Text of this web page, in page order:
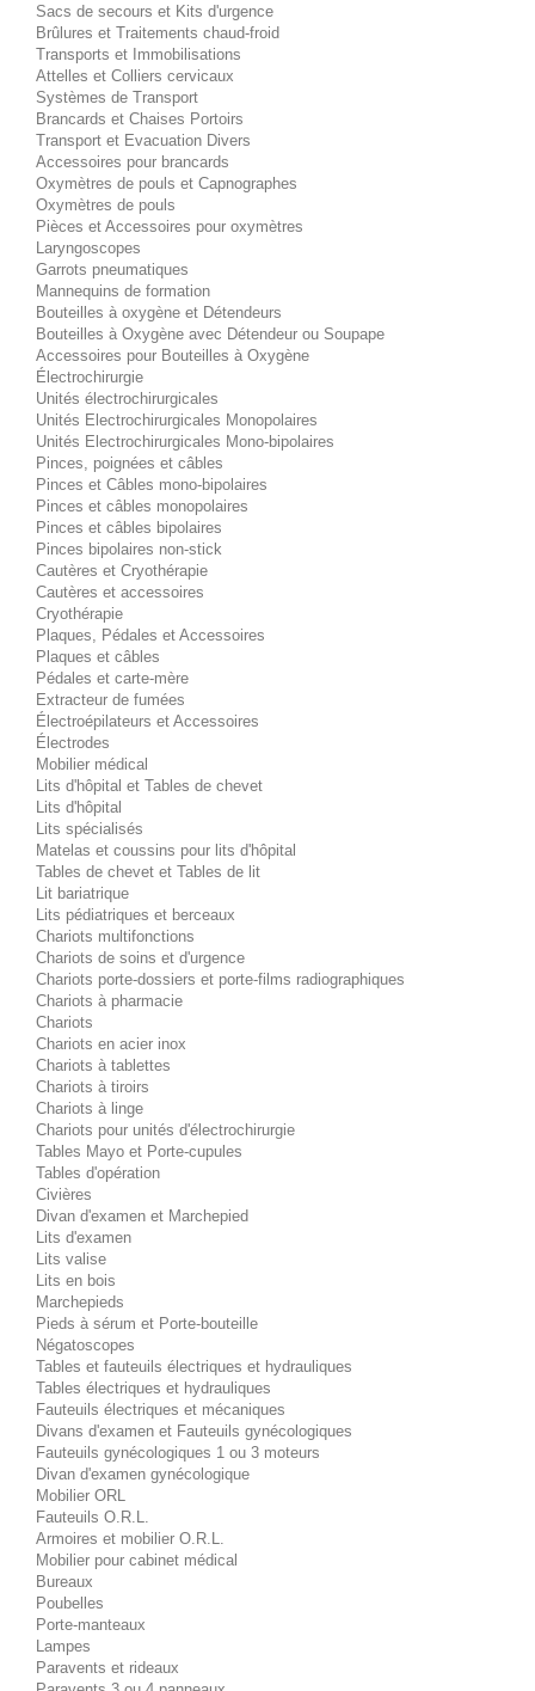
Sacs de secours et Kits d'urgence
Brûlures et Traitements chaud-froid
Transports et Immobilisations
Attelles et Colliers cervicaux
Systèmes de Transport
Brancards et Chaises Portoirs
Transport et Evacuation Divers
Accessoires pour brancards
Oxymètres de pouls et Capnographes
Oxymètres de pouls
Pièces et Accessoires pour oxymètres
Laryngoscopes
Garrots pneumatiques
Mannequins de formation
Bouteilles à oxygène et Détendeurs
Bouteilles à Oxygène avec Détendeur ou Soupape
Accessoires pour Bouteilles à Oxygène
Électrochirurgie
Unités électrochirurgicales
Unités Electrochirurgicales Monopolaires
Unités Electrochirurgicales Mono-bipolaires
Pinces, poignées et câbles
Pinces et Câbles mono-bipolaires
Pinces et câbles monopolaires
Pinces et câbles bipolaires
Pinces bipolaires non-stick
Cautères et Cryothérapie
Cautères et accessoires
Cryothérapie
Plaques, Pédales et Accessoires
Plaques et câbles
Pédales et carte-mère
Extracteur de fumées
Électroépilateurs et Accessoires
Électrodes
Mobilier médical
Lits d'hôpital et Tables de chevet
Lits d'hôpital
Lits spécialisés
Matelas et coussins pour lits d'hôpital
Tables de chevet et Tables de lit
Lit bariatrique
Lits pédiatriques et berceaux
Chariots multifonctions
Chariots de soins et d'urgence
Chariots porte-dossiers et porte-films radiographiques
Chariots à pharmacie
Chariots
Chariots en acier inox
Chariots à tablettes
Chariots à tiroirs
Chariots à linge
Chariots pour unités d'électrochirurgie
Tables Mayo et Porte-cupules
Tables d'opération
Civières
Divan d'examen et Marchepied
Lits d'examen
Lits valise
Lits en bois
Marchepieds
Pieds à sérum et Porte-bouteille
Négatoscopes
Tables et fauteuils électriques et hydrauliques
Tables électriques et hydrauliques
Fauteuils électriques et mécaniques
Divans d'examen et Fauteuils gynécologiques
Fauteuils gynécologiques 1 ou 3 moteurs
Divan d'examen gynécologique
Mobilier ORL
Fauteuils O.R.L.
Armoires et mobilier O.R.L.
Mobilier pour cabinet médical
Bureaux
Poubelles
Porte-manteaux
Lampes
Paravents et rideaux